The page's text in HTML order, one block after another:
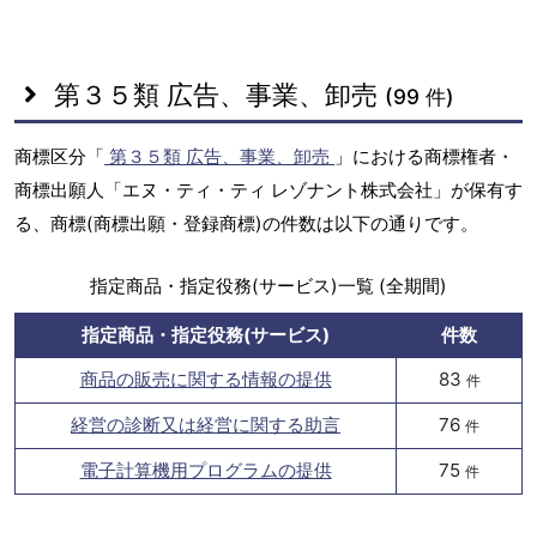
第３５類 広告、事業、卸売 (99 件)
商標区分「 第３５類 広告、事業、卸売 」における商標権者・
商標出願人「エヌ・ティ・ティ レゾナント株式会社」が保有す
る、商標(商標出願・登録商標)の件数は以下の通りです。
指定商品・指定役務(サービス)一覧 (全期間)
指定商品・指定役務(サービス)
件数
商品の販売に関する情報の提供
83 件
経営の診断又は経営に関する助言 76 件
電子計算機用プログラムの提供 75 件